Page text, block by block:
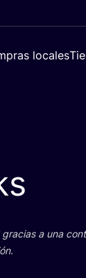
locales
gra­cias a una